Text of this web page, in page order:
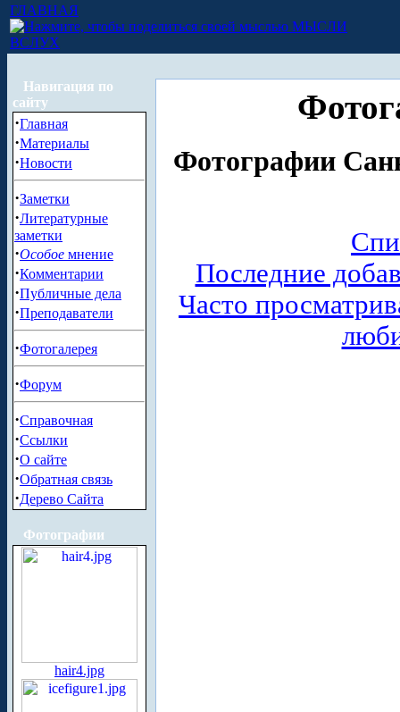
ГЛАВНАЯ
МЫСЛИ
ВСЛУХ
Навигация по
сайту
·Главная
·Материалы
·Новости
·Заметки
·Литературные
заметки
·Особое мнение
·Комментарии
·Публичные дела
·Преподаватели
·Фотогалерея
·Форум
·Справочная
·Ссылки
·О сайте
·Обратная связь
·Дерево Сайта
Фотографии
hair4.jpg
Фотографии
Последние
Часто